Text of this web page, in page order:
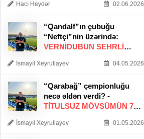
Hacı Heydər 02.06.2026
“Qandalf”ın çubuğu
“Neftçi”nin üzərində:
VERNİDUBUN SEHRLİ
İsmayıl Xeyrullayev 04.05.2026
“Qarabağ” çempionluğu
necə əldən verdi? -
TITULSUZ MÖVSÜMÜN 7
İsmayıl Xeyrullayev 01.05.2026